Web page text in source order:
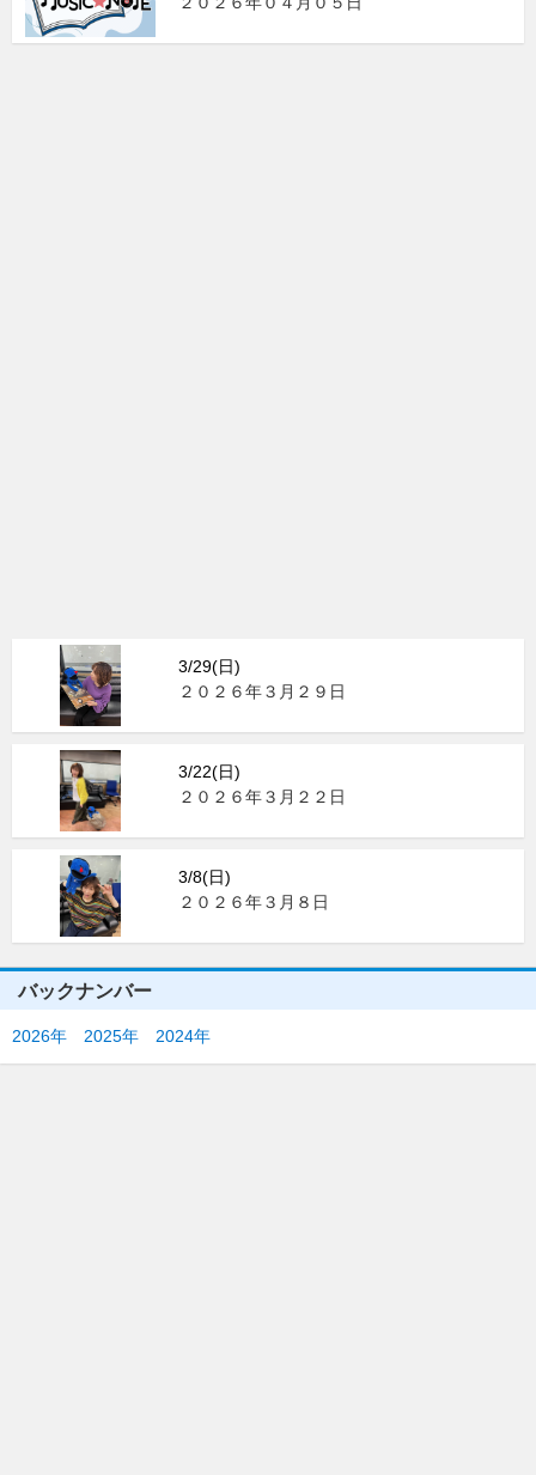
3/29(日)
２０２６年３月２９日
3/22(日)
２０２６年３月２２日
3/8(日)
２０２６年３月８日
バックナンバー
2026年 2025年 2024年